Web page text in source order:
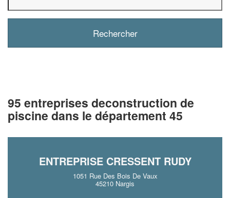
95 entreprises deconstruction de
piscine dans le département 45
ENTREPRISE CRESSENT RUDY
1051 Rue Des Bois De Vaux
45210 Nargis